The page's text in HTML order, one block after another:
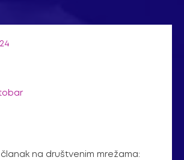
na društvenim mrežama: